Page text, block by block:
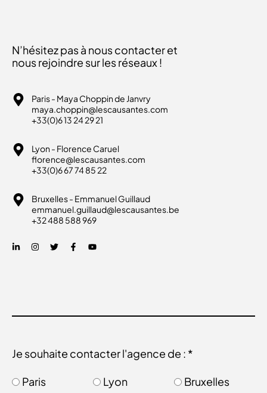
N’hésitez pas à nous contacter et
nous rejoindre sur les réseaux !
Paris - Maya Choppin de Janvry
maya.choppin@lescausantes.com
+33(0)6 13 24 29 21
Lyon - Florence Caruel
florence@lescausantes.com
+33(0)6 67 74 85 22
Bruxelles - Emmanuel Guillaud
emmanuel.guillaud@lescausantes.be
+32 488 588 969
Je souhaite contacter l'agence de : *
Paris Lyon Bruxelles